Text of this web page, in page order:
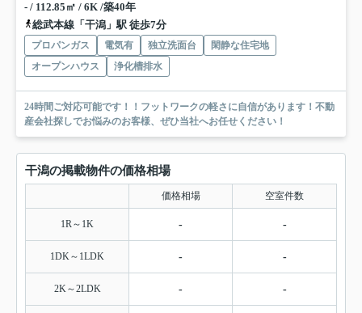
- / 112.85㎡ / 6K /築40年
総武本線「干潟」駅 徒歩7分
プロパンガス 電気有 独立洗面台
閑静な住宅地
オープンハウス
浄化槽排水
24時間ご対応可能です！！フットワークの軽さに自信があります！不動
産会社探しでお悩みのお客様、ぜひ当社へお任せください！
干潟の掲載物件の価格相場
価格相場 空室件数
1R～1K - -
1DK～1LDK - -
2K～2LDK - -